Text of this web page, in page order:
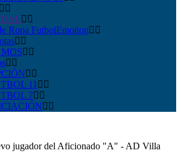
Ropa FutbolEmotion
11
7
jugador del Aficionado "A" - AD Villa